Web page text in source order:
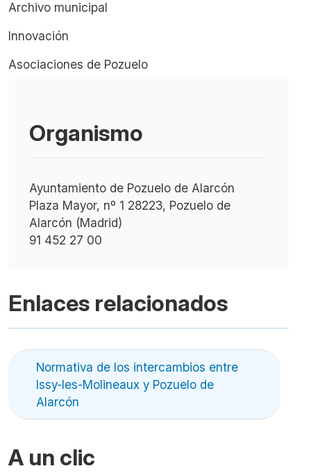
Archivo municipal
Innovación
Asociaciones de Pozuelo
Organismo
Ayuntamiento de Pozuelo de Alarcón
Plaza Mayor, nº 1 28223, Pozuelo de
Alarcón (Madrid)
91 452 27 00
Enlaces relacionados
Normativa de los intercambios entre
Issy-les-Molineaux y Pozuelo de
Alarcón
A un clic